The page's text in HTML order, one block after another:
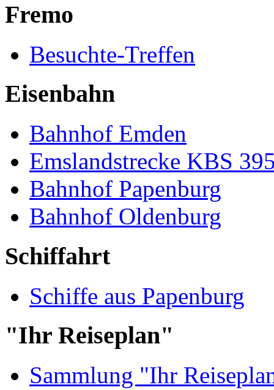
Fremo
Besuchte-Treffen
Eisenbahn
Bahnhof Emden
Emslandstrecke KBS
Bahnhof Papenburg
Bahnhof Oldenburg
Schiffahrt
Schiffe aus Papenburg
"Ihr Reiseplan"
Sammlung "Ihr